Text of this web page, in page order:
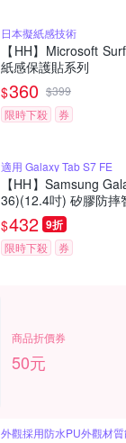
日本擬紙感技術
【HH】Microsoft
紙感保護貼系列
$360 $399
限時下殺
券
適用 Galaxy Tab S7 FE
【HH】Samsung
36)(12.4吋) 矽膠防摔
$432 9折
限時下殺 券
商品折價券
50元
外觀採用防水PU外觀材